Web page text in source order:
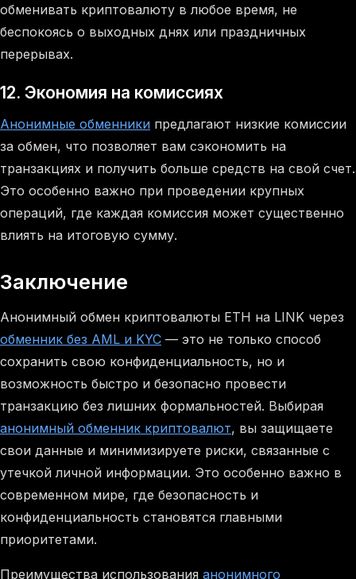
обменивать криптовалюту в любое время, не
беспокоясь о выходных днях или праздничных
перерывах.
12. Экономия на комиссиях
Анонимные обменники предлагают низкие комиссии
за обмен, что позволяет вам сэкономить на
транзакциях и получить больше средств на свой счет.
Это особенно важно при проведении крупных
операций, где каждая комиссия может существенно
влиять на итоговую сумму.
Заключение
Анонимный обмен криптовалюты ETH на LINK через
обменник без AML и KYC — это не только способ
сохранить свою конфиденциальность, но и
возможность быстро и безопасно провести
транзакцию без лишних формальностей. Выбирая
анонимный обменник криптовалют, вы защищаете
свои данные и минимизируете риски, связанные с
утечкой личной информации. Это особенно важно в
современном мире, где безопасность и
конфиденциальность становятся главными
приоритетами.
Преимущества использования анонимного